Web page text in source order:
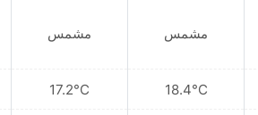
مشمس
18.4°C
مشمس
17.2°C